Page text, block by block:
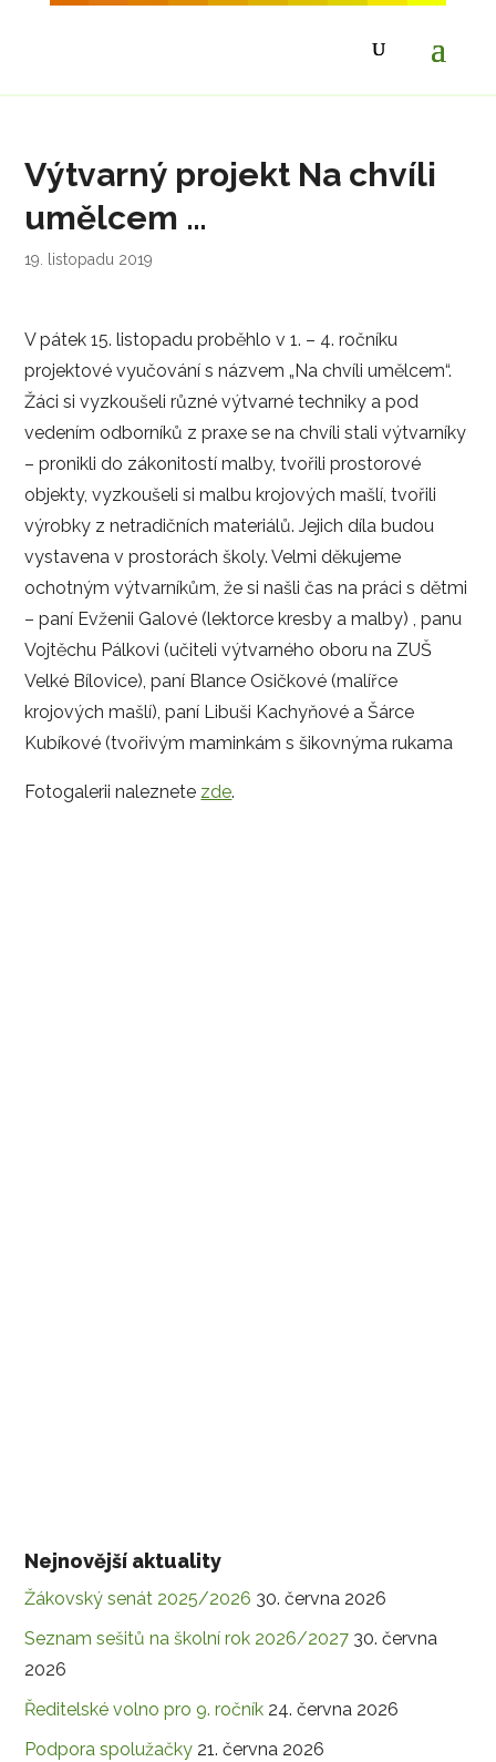
Výtvarný projekt Na chvíli
umělcem …
19. listopadu 2019
V pátek 15. listopadu proběhlo v 1. – 4. ročníku
projektové vyučování s názvem „Na chvíli umělcem“.
Žáci si vyzkoušeli různé výtvarné techniky a pod
vedením odborníků z praxe se na chvíli stali výtvarníky
– pronikli do zákonitostí malby, tvořili prostorové
objekty, vyzkoušeli si malbu krojových mašlí, tvořili
výrobky z netradičních materiálů. Jejich díla budou
vystavena v prostorách školy. Velmi děkujeme
ochotným výtvarníkům, že si našli čas na práci s dětmi
– paní Evženii Galové (lektorce kresby a malby) , panu
Vojtěchu Pálkovi (učiteli výtvarného oboru na ZUŠ
Velké Bílovice), paní Blance Osičkové (malířce
krojových mašlí), paní Libuši Kachyňové a Šárce
Kubíkové (tvořivým maminkám s šikovnýma rukama
Fotogalerii naleznete zde.
Nejnovější aktuality
Žákovský senát 2025/2026 30. června 2026
Seznam sešitů na školní rok 2026/2027 30. června
2026
Ředitelské volno pro 9. ročník 24. června 2026
Podpora spolužačky 21. června 2026